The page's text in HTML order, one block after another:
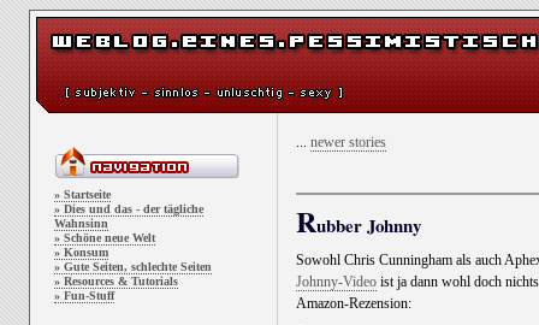
» Startseite
» Dies und das - der tägliche
Wahnsinn
» Schöne neue Welt
» Konsum
» Gute Seiten, schlechte Seiten
» Resources & Tutorials
» Fun-Stuff
... newer stories
Rubber Johnny
Sowohl Chris Cunningham als auch
Johnny-Video ist ja dann wohl doch
Amazon-Rezension: